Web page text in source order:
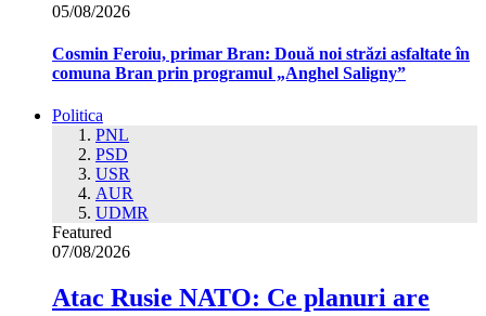
05/08/2026
Cosmin Feroiu, primar Bran: Două noi străzi asfaltate în
comuna Bran prin programul „Anghel Saligny”
Politica
PNL
PSD
USR
AUR
UDMR
Featured
07/08/2026
Atac Rusie NATO: Ce planuri are